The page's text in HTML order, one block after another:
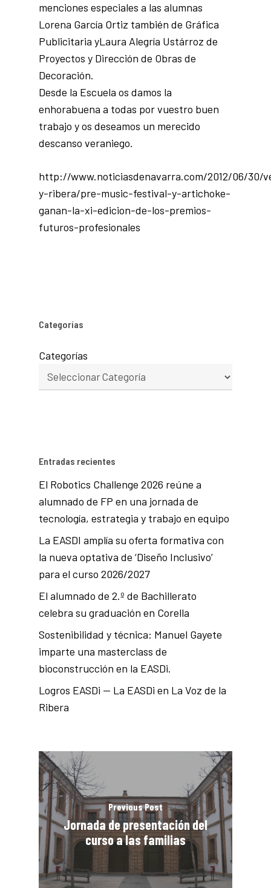
menciones especiales a las alumnas
Lorena García Ortiz también de Gráfica
Publicitaria yLaura Alegría Ustárroz de
Proyectos y Dirección de Obras de
Decoración.
Desde la Escuela os damos la
enhorabuena a todas por vuestro buen
trabajo y os deseamos un merecido
descanso veraniego.
http://www.noticiasdenavarra.com/2012/06/30/
y-ribera/pre-music-festival-y-artichoke-
ganan-la-xi-edicion-de-los-premios-
futuros-profesionales
Categorías
Categorías
Entradas recientes
El Robotics Challenge 2026 reúne a
alumnado de FP en una jornada de
tecnología, estrategia y trabajo en equipo
La EASDI amplía su oferta formativa con
la nueva optativa de ‘Diseño Inclusivo’
para el curso 2026/2027
El alumnado de 2.º de Bachillerato
celebra su graduación en Corella
Sostenibilidad y técnica: Manuel Gayete
imparte una masterclass de
bioconstrucción en la EASDi.
Logros EASDi — La EASDi en La Voz de la
Ribera
Previous Post
Jornada de presentación del
curso a las familias